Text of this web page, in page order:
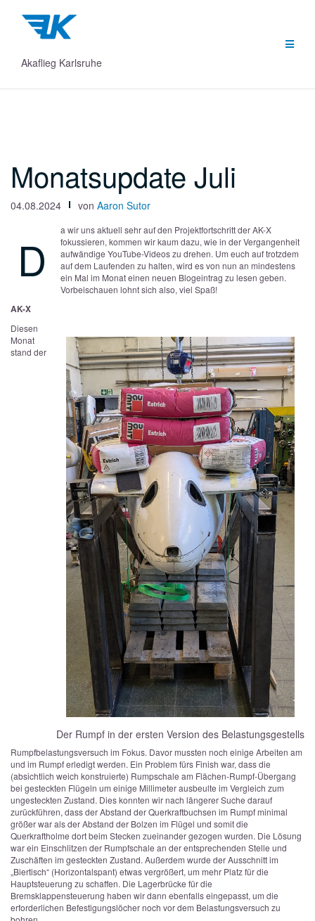
Inhalt
springen
Akaflieg Karlsruhe
Monatsupdate Juli
04.08.2024 von Aaron Sutor
D
a wir uns aktuell sehr auf den Projektfortschritt der AK-X
fokussieren, kommen wir kaum dazu, wie in der Vergangenheit
aufwändige YouTube-Videos zu drehen. Um euch auf trotzdem
auf dem Laufenden zu halten, wird es von nun an mindestens
ein Mal im Monat einen neuen Blogeintrag zu lesen geben.
Vorbeischauen lohnt sich also, viel Spaß!
AK-X
Der Rumpf in der ersten Version des Belastungsgestells
Diesen
Monat
stand der
Rumpfbelastungsversuch im Fokus. Davor mussten noch einige Arbeiten am
und im Rumpf erledigt werden. Ein Problem fürs Finish war, dass die
(absichtlich weich konstruierte) Rumpschale am Flächen-Rumpf-Übergang
bei gesteckten Flügeln um einige Millimeter ausbeulte im Vergleich zum
ungesteckten Zustand. Dies konnten wir nach längerer Suche darauf
zurückführen, dass der Abstand der Querkraftbuchsen im Rumpf minimal
größer war als der Abstand der Bolzen im Flügel und somit die
Querkraftholme dort beim Stecken zueinander gezogen wurden. Die Lösung
war ein Einschlitzen der Rumpfschale an der entsprechenden Stelle und
Zuschäften im gesteckten Zustand. Außerdem wurde der Ausschnitt im
„Biertisch“ (Horizontalspant) etwas vergrößert, um mehr Platz für die
Hauptsteuerung zu schaffen. Die Lagerbrücke für die
Bremsklappensteuerung haben wir dann ebenfalls eingepasst, um die
erforderlichen Befestigungslöcher noch vor dem Belastungsversuch zu